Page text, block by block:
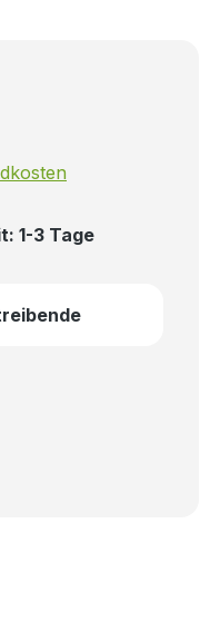
1-3 Tage